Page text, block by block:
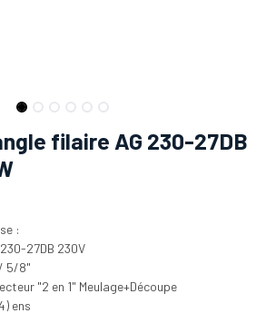
filaire AG 230-27DB
:
27DB 230V
5/8"
"2 en 1" Meulage+Découpe
ens